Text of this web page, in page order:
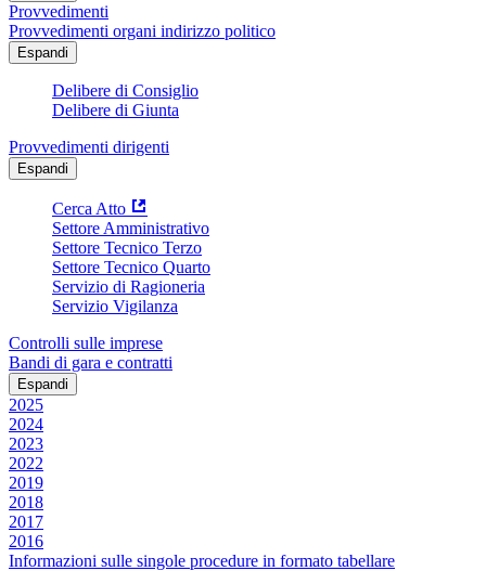
Provvedimenti
Provvedimenti organi indirizzo politico
Espandi
Delibere di Consiglio
Delibere di Giunta
Provvedimenti dirigenti
Espandi
Cerca Atto
Settore Amministrativo
Settore Tecnico Terzo
Settore Tecnico Quarto
Servizio di Ragioneria
Servizio Vigilanza
Controlli sulle imprese
Bandi di gara e contratti
Espandi
2025
2024
2023
2022
2019
2018
2017
2016
Informazioni sulle singole procedure in formato tabellare